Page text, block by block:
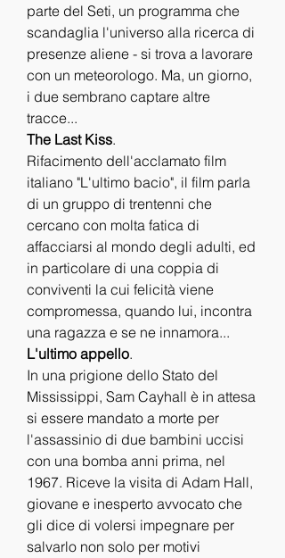
parte del Seti, un programma che
scandaglia l'universo alla ricerca di
presenze aliene - si trova a lavorare
con un meteorologo. Ma, un giorno,
i due sembrano captare altre
tracce...
The Last Kiss.
Rifacimento dell'acclamato film
italiano "L'ultimo bacio", il film parla
di un gruppo di trentenni che
cercano con molta fatica di
affacciarsi al mondo degli adulti, ed
in particolare di una coppia di
conviventi la cui felicità viene
compromessa, quando lui, incontra
una ragazza e se ne innamora...
L'ultimo appello.
In una prigione dello Stato del
Mississippi, Sam Cayhall è in attesa
si essere mandato a morte per
l'assassinio di due bambini uccisi
con una bomba anni prima, nel
1967. Riceve la visita di Adam Hall,
giovane e inesperto avvocato che
gli dice di volersi impegnare per
salvarlo non solo per motivi